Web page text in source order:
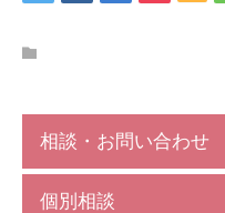
相談・お問い合わせ
個別相談